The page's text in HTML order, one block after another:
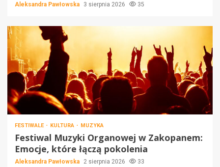
Aleksandra Pawłowska 3 sierpnia 2026 35
FESTIWALE KULTURA MUZYKA
Festiwal Muzyki Organowej w Zakopanem:
Emocje, które łączą pokolenia
Aleksandra Pawłowska 2 sierpnia 2026 33